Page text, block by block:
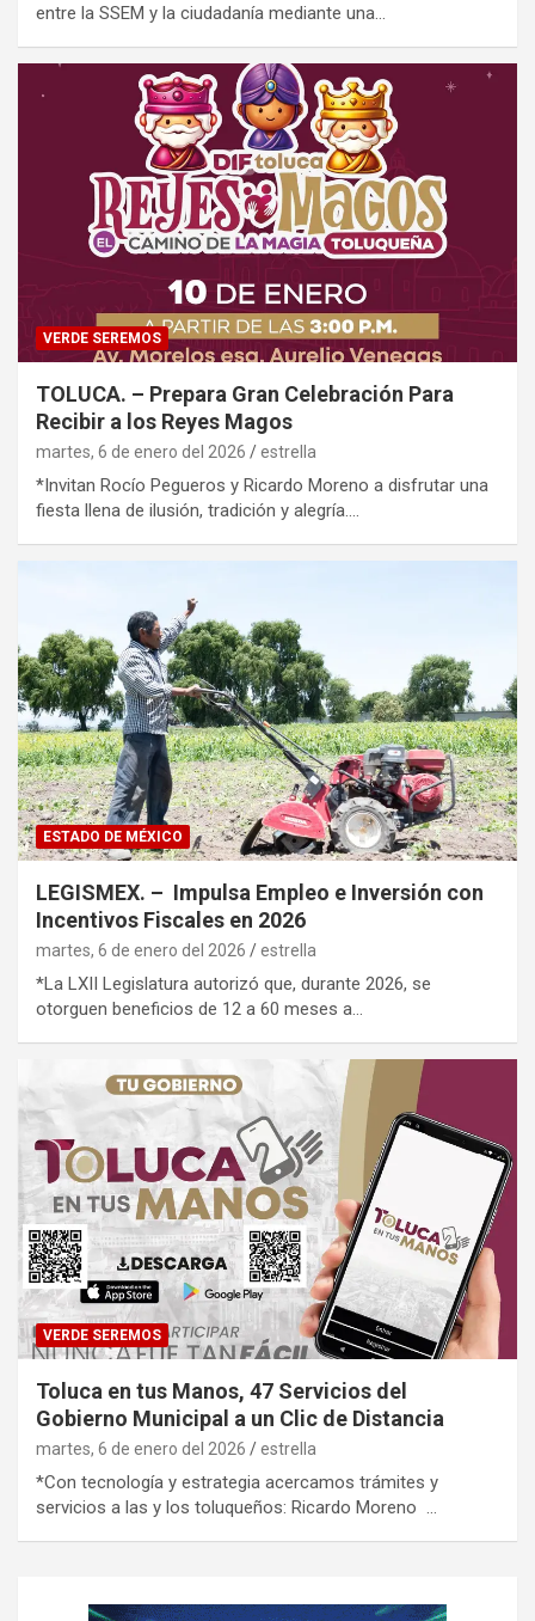
entre la SSEM y la ciudadanía mediante una…
VERDE SEREMOS
TOLUCA. – Prepara Gran Celebración Para
Recibir a los Reyes Magos
martes, 6 de enero del 2026 estrella
*Invitan Rocío Pegueros y Ricardo Moreno a disfrutar una
fiesta llena de ilusión, tradición y alegría.…
ESTADO DE MÉXICO
LEGISMEX. – Impulsa Empleo e Inversión con
Incentivos Fiscales en 2026
martes, 6 de enero del 2026 estrella
*La LXII Legislatura autorizó que, durante 2026, se
otorguen beneficios de 12 a 60 meses a…
VERDE SEREMOS
Toluca en tus Manos, 47 Servicios del
Gobierno Municipal a un Clic de Distancia
martes, 6 de enero del 2026 estrella
*Con tecnología y estrategia acercamos trámites y
servicios a las y los toluqueños: Ricardo Moreno …